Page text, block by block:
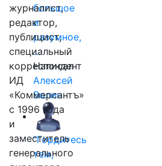
большое
и
разумное,
…
Написал
Алексей
Волин
"Гордитесь
тем,
журналист,
редактор,
публицист,
специальный
корреспондент
ИД
«Коммерсантъ»
с 1996 года
и
заместитель
генерального